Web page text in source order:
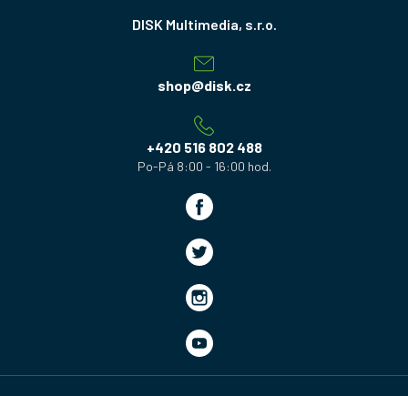
shop@disk.cz
+420 516 802 488